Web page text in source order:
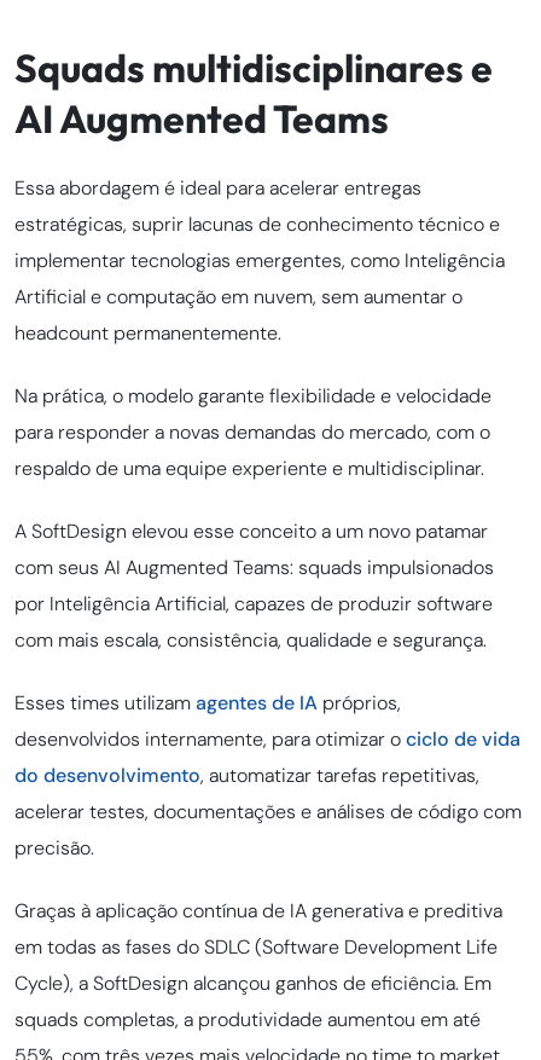
Squads multidisciplinares e
AI Augmented Teams
Essa abordagem é ideal para acelerar entregas
estratégicas, suprir lacunas de conhecimento técnico e
implementar tecnologias emergentes, como Inteligência
Artificial e computação em nuvem, sem aumentar o
headcount permanentemente.
Na prática, o modelo garante flexibilidade e velocidade
para responder a novas demandas do mercado, com o
respaldo de uma equipe experiente e multidisciplinar.
A SoftDesign elevou esse conceito a um novo patamar
com seus AI Augmented Teams: squads impulsionados
por Inteligência Artificial, capazes de produzir software
com mais escala, consistência, qualidade e segurança.
Esses times utilizamagentes de IA próprios,
desenvolvidos internamente, para otimizar ociclo de vida
do desenvolvimento, automatizar tarefas repetitivas,
acelerar testes, documentações e análises de código com
precisão.
Graças à aplicação contínua de IA generativa e preditiva
em todas as fases do SDLC (Software Development Life
Cycle), a SoftDesign alcançou ganhos de eficiência. Em
squads completas, a produtividade aumentou em até